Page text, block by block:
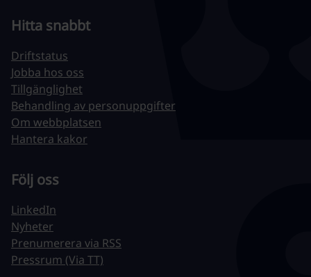
Hitta snabbt
Driftstatus
Jobba hos oss
Tillgänglighet
Behandling av personuppgifter
Om webbplatsen
Hantera kakor
Följ oss
LinkedIn
Nyheter
Prenumerera via RSS
Pressrum (Via TT)